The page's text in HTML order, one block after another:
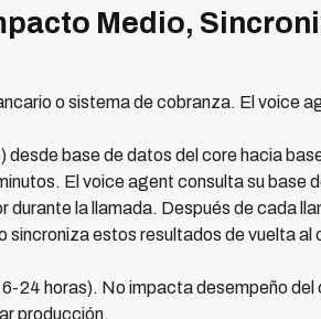
Medio,
o sistema de cobranza. El voice
base de datos del core hacia
El voice agent consulta su base
la llamada. Después de cada
estos resultados de vuelta al
24 horas). No impacta desempeño del
producción.